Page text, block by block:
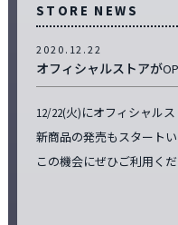
STORE NEWS
2020.12.22
オフィシャルストアが
12/22(火)にオフィシャルス
新商品の発売もスタートい
この機会にぜひご利用くだ